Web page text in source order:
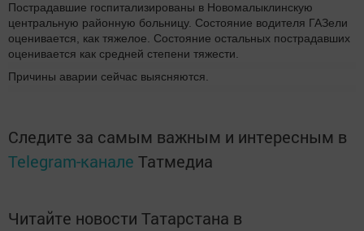
Пострадавшие госпитализированы в Новомалыклинскую
центральную районную больницу. Состояние водителя ГАЗели
оценивается, как тяжелое. Состояние остальных пострадавших
оценивается как средней степени тяжести.
Причины аварии сейчас выясняются.
Следите за самым важным и интересным в
Telegram-канале Татмедиа
Читайте новости Татарстана в